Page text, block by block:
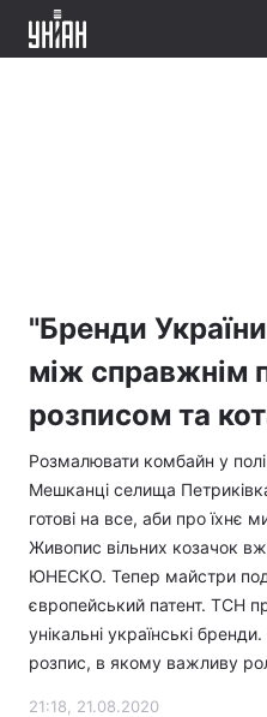
"Бренди
між справжнім
розписом та
Розмалювати комбайн у
Мешканці селища
готові на все, аби про їхнє
Живопис вільних козачок
ЮНЕСКО. Тепер майстри
європейський патент. ТСН
унікальні українські
розпис, в якому важливу
21:18, 21.08.2020